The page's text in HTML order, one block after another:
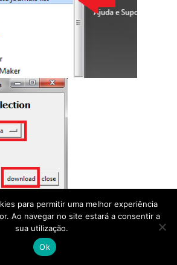
para permitir uma melhor experiência
Ao navegar no site estará a consentir a
sua utilização.
Ok